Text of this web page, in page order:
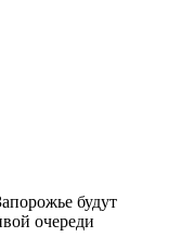
будут
очереди